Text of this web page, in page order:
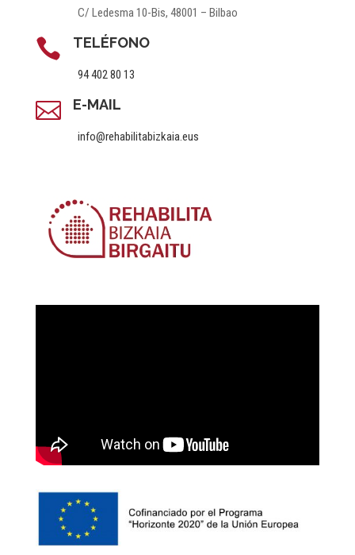
C/ Ledesma 10-Bis, 48001 – Bilbao
 TELÉFONO
94 402 80 13
 E-MAIL
info@rehabilitabizkaia.eus